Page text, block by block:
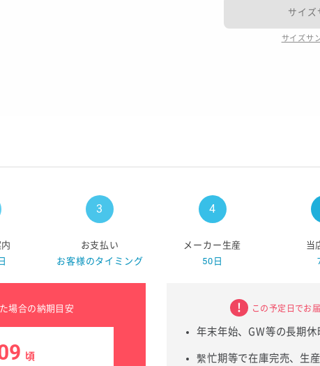
サイズ
サイズサ
お支払い
お客様のタイミング
メーカー生産
50日
当
場合の納期目安
頃
この予定日でお
年末年始、GW等の長期
繫忙期等で在庫完売、生